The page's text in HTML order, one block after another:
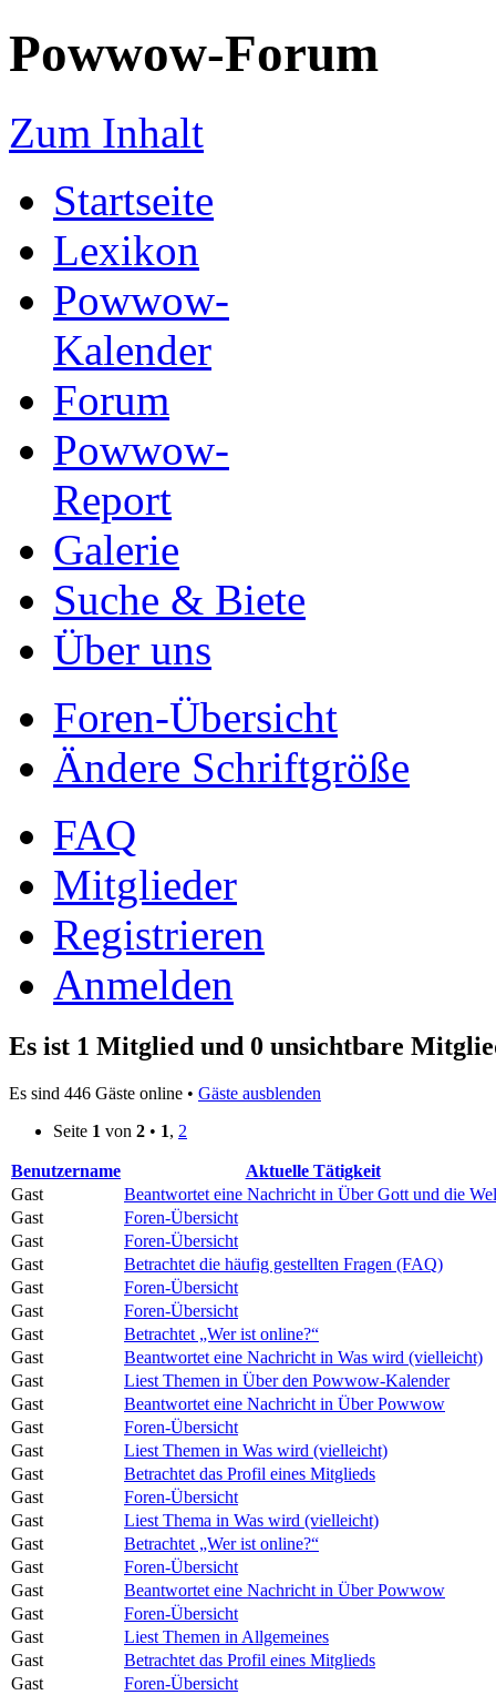
Powwow-Forum
Zum Inhalt
Startseite
Lexikon
Powwow-
Kalender
Forum
Powwow-
Report
Galerie
Suche & Biete
Über uns
Foren-Übersicht
Ändere Schriftgröße
FAQ
Mitglieder
Registrieren
Anmelden
Es ist 1 Mitglied und 0 unsichtbare
Es sind 446 Gäste online • Gäste ausblenden
Seite 1 von 2 • 1, 2
Benutzername
Aktuelle Tätigkeit
Gast
Beantwortet eine Nachricht in Über Gott und die
Gast
Foren-Übersicht
Gast
Foren-Übersicht
Gast
Betrachtet die häufig gestellten Fragen (FAQ)
Gast
Foren-Übersicht
Gast
Foren-Übersicht
Gast
Betrachtet „Wer ist online?“
Gast
Beantwortet eine Nachricht in Was wird (vielleicht)
Gast
Liest Themen in Über den Powwow-Kalender
Gast
Beantwortet eine Nachricht in Über Powwow
Gast
Foren-Übersicht
Gast
Liest Themen in Was wird (vielleicht)
Gast
Betrachtet das Profil eines Mitglieds
Gast
Foren-Übersicht
Gast
Liest Thema in Was wird (vielleicht)
Gast
Betrachtet „Wer ist online?“
Gast
Foren-Übersicht
Gast
Beantwortet eine Nachricht in Über Powwow
Gast
Foren-Übersicht
Gast
Liest Themen in Allgemeines
Gast
Betrachtet das Profil eines Mitglieds
Gast
Foren-Übersicht